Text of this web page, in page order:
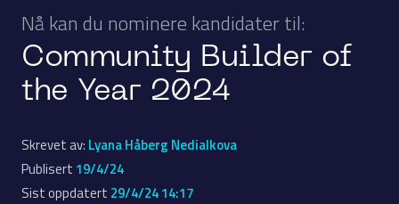
Nå kan du nominere kandidater til:
Community Builder of
the Year 2024
Skrevet av: Lyana Håberg Nedialkova
Publisert 19/4/24
Sist oppdatert 29/4/24 14:17